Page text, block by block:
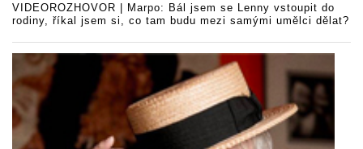
VIDEOROZHOVOR | Marpo: Bál jsem se Lenny vstoupit do
rodiny, říkal jsem si, co tam budu mezi samými umělci dělat?